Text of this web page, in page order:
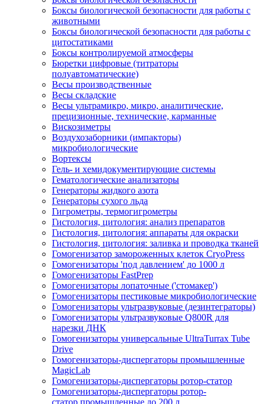
Боксы биологической безопасности для работы с
животными
Боксы биологической безопасности для работы с
цитостатиками
Боксы контролируемой атмосферы
Бюретки цифровые (титраторы
полуавтоматические)
Весы производственные
Весы складские
Весы ультрамикро, микро, аналитические,
прецизионные, технические, карманные
Вискозиметры
Воздухозаборники (импакторы)
микробиологические
Вортексы
Гель- и хемидокументирующие системы
Гематологические анализаторы
Генераторы жидкого азота
Генераторы сухого льда
Гигрометры, термогигрометры
Гистология, цитология: анализ препаратов
Гистология, цитология: аппараты для окраски
Гистология, цитология: заливка и проводка тканей
Гомогенизатор замороженных клеток CryoPress
Гомогенизаторы 'под давлением' до 1000 л
Гомогенизаторы FastPrep
Гомогенизаторы лопаточные ('стомакер')
Гомогенизаторы пестиковые микробиологические
Гомогенизаторы ультразвуковые (дезинтеграторы)
Гомогенизаторы ультразвуковые Q800R для
нарезки ДНК
Гомогенизаторы универсальные UltraTurrax Tube
Drive
Гомогенизаторы-диспергаторы промышленные
MagicLab
Гомогенизаторы-диспергаторы ротор-статор
Гомогенизаторы-диспергаторы ротор-
статор промышленные до 200 л